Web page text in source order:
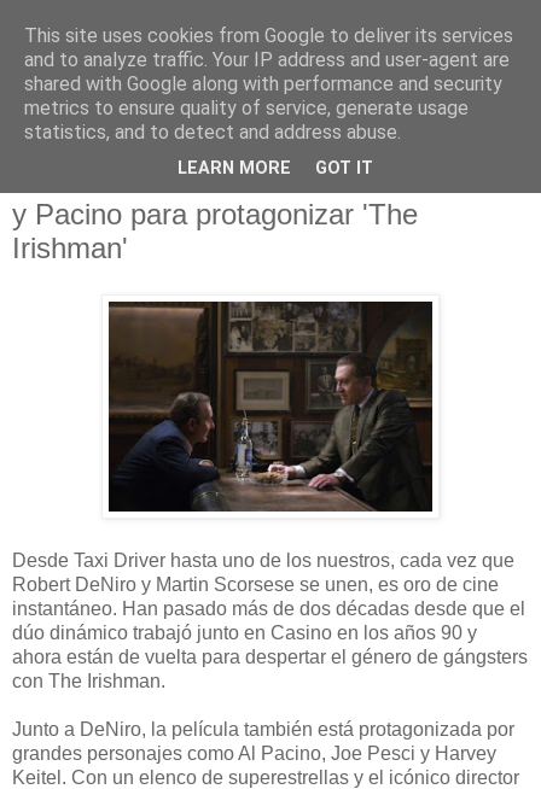
Scorsese cuenta de muevo con DeNiro
y Pacino para protagonizar 'The
Irishman'
Desde Taxi Driver hasta uno de los nuestros, cada vez que
Robert DeNiro y Martin Scorsese se unen, es oro de cine
instantáneo. Han pasado más de dos décadas desde que el
dúo dinámico trabajó junto en Casino en los años 90 y
ahora están de vuelta para despertar el género de gángsters
con The Irishman.
Junto a DeNiro, la película también está protagonizada por
grandes personajes como Al Pacino, Joe Pesci y Harvey
Keitel. Con un elenco de superestrellas y el icónico director
This site uses cookies from Google to deliver its services
and to analyze traffic. Your IP address and user-agent are
shared with Google along with performance and security
metrics to ensure quality of service, generate usage
statistics, and to detect and address abuse.
LEARN MORE GOT IT